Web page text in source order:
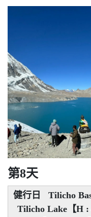
第8天
健行日 Tilicho
Tilicho Lake【H :